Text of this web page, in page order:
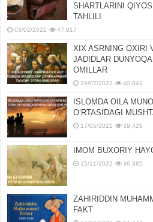
SHARTLARINI
TAHLILI
03/02/2022 47,917
XIX ASRNING OXIRI
JADIDLAR
OMILLAR
29/07/2022 40,841
ISLOMDA OILA
OʻRTASIDAGI
17/05/2022 39,429
IMOM BUXORIY
15/11/2022 36,385
ZAHIRIDDIN
FAKT